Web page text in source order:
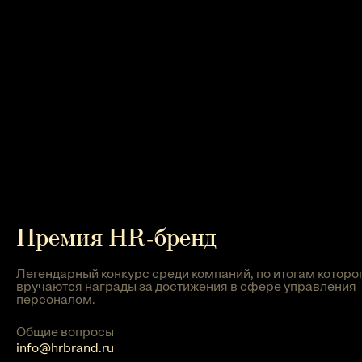
Премия HR-бренд
Легендарный конкурс среди компаний, по итогам
вручаются награды за достижения в сфере управления
персоналом.
Общие вопросы
info@hrbrand.ru